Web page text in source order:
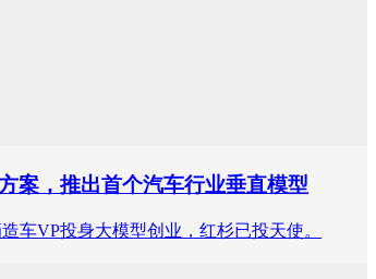
案，推出首个汽车行业垂直模型
车VP投身大模型创业，红杉已投天使。